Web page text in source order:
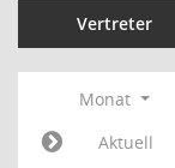
Vertreter
Monat
Aktuell